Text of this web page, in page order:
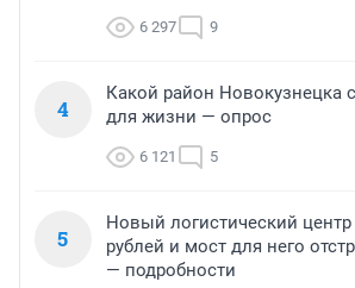
6 297 9
4
Какой район Новокузнецка
для жизни — опрос
6 121 5
5
Новый логистический
рублей и мост для него
— подробности